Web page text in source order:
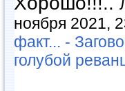
ноября 2021,
факт... -
голубой